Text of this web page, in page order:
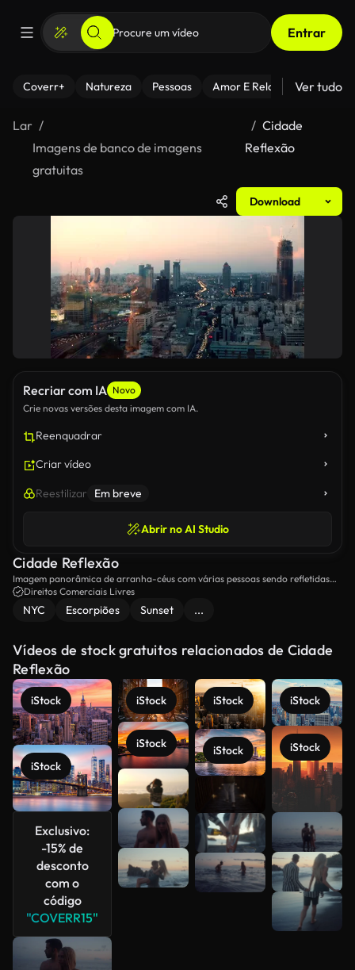
Entrar
Coverr+ Natureza Pessoas Amor E Relacionamentos
Ver tudo
Lar
Imagens de banco de imagens
gratuitas
Cidade
Reflexão
Download
Recriar com IA Novo
Crie novas versões desta imagem com IA.
Reenquadrar
Criar vídeo
Reestilizar Em breve
Abrir no AI Studio
Cidade Reflexão
Imagem panorâmica de arranha-céus com várias pessoas sendo refletidas
pelas janelas de vidro.
Direitos Comerciais Livres
NYC Escorpiões Sunset ...
Vídeos de stock gratuitos relacionados de Cidade
Reflexão
iStock
iStock
Exclusivo:
-15% de
desconto
com o
código
"COVERR15"
iStock
iStock
iStock
iStock
iStock
iStock
Veja mais